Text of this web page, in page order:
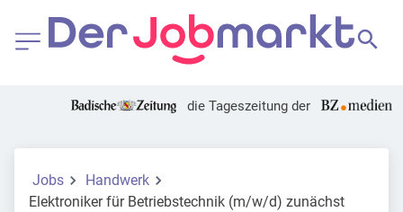
die Tageszeitung der
Jobs
Handwerk
Elektroniker für Betriebstechnik (m/w/d) zunächst